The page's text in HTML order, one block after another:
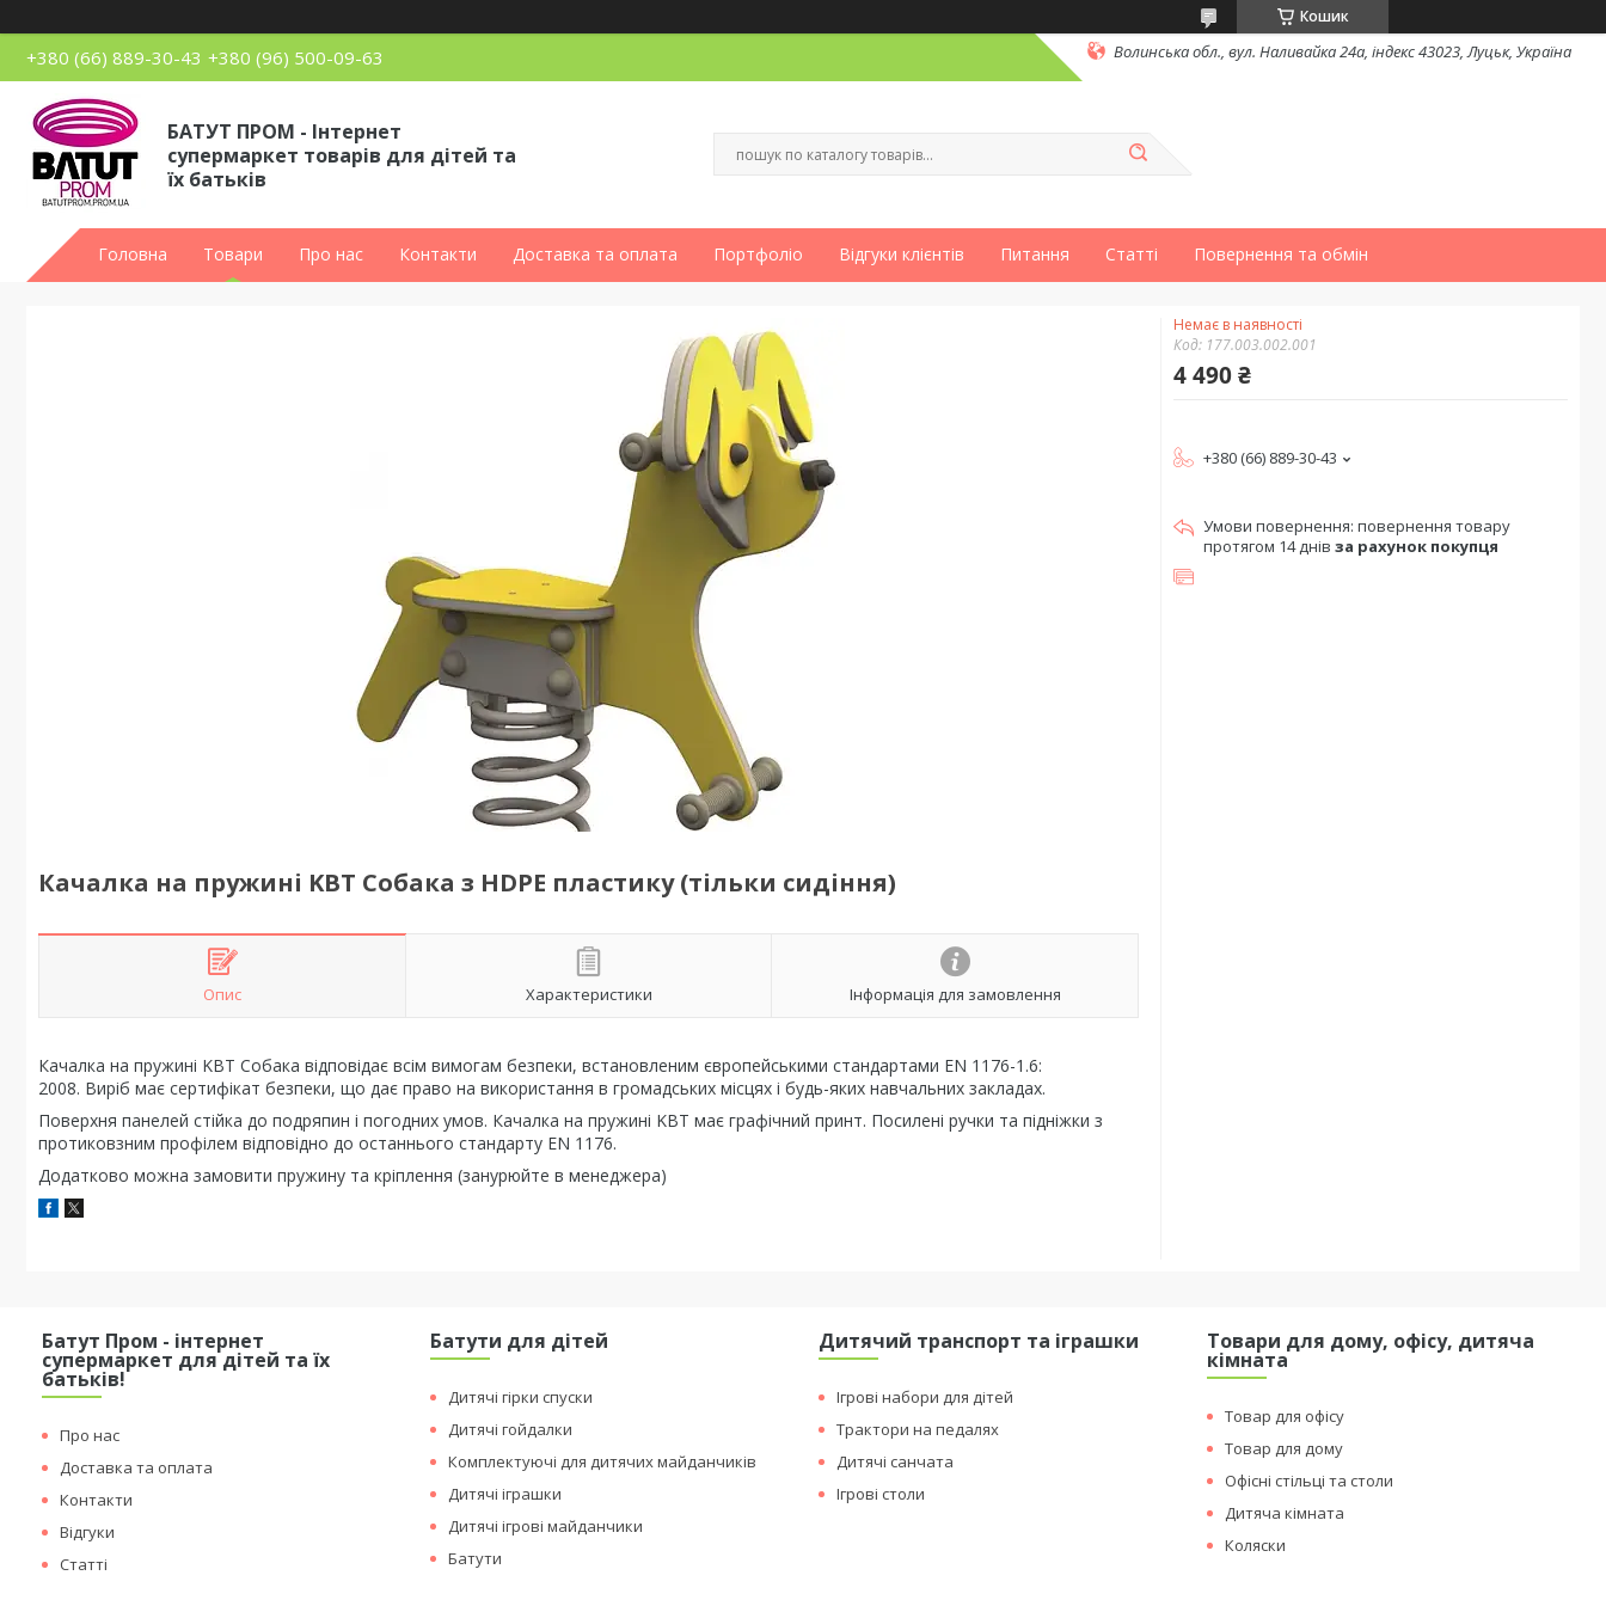
Кошик
+380 (66) 889-30-43 +380 (96) 500-09-63 Волинська обл., вул. Наливайка 24а, індекс 43023, Луцьк, Україна
БАТУТ ПРОМ - Інтернет
супермаркет товарів для дітей та
їх батьків
Головна Товари Про нас Контакти Доставка та оплата Портфоліо Відгуки клієнтів Питання Статті Повернення та обмін
Качалка на пружині KBT Собака з HDPE пластику (тільки сидіння)
Опис Характеристики Інформація для замовлення
Качалка на пружині KBT Собака відповідає всім вимогам безпеки, встановленим європейськими стандартами EN 1176-1.6:
2008. Виріб має сертифікат безпеки, що дає право на використання в громадських місцях і будь-яких навчальних закладах.
Поверхня панелей стійка до подряпин і погодних умов. Качалка на пружині KBT має графічний принт. Посилені ручки та підніжки з
протиковзним профілем відповідно до останнього стандарту EN 1176.
Додатково можна замовити пружину та кріплення (занурюйте в менеджера)
Немає в наявності
Код: 177.003.002.001
4 490 ₴
+380 (66) 889-30-43
повернення товару
протягом 14 днів за рахунок покупця
Батут Пром - інтернет
супермаркет для дітей та їх
батьків!
Про нас
Доставка та оплата
Контакти
Відгуки
Статті
Батути для дітей
Дитячі гірки спуски
Дитячі гойдалки
Комплектуючі для дитячих майданчиків
Дитячі іграшки
Дитячі ігрові майданчики
Батути
Дитячий транспорт та іграшки
Ігрові набори для дітей
Трактори на педалях
Дитячі санчата
Ігрові столи
Товари для дому, офісу, дитяча
кімната
Товар для офісу
Товар для дому
Офісні стільці та столи
Дитяча кімната
Коляски